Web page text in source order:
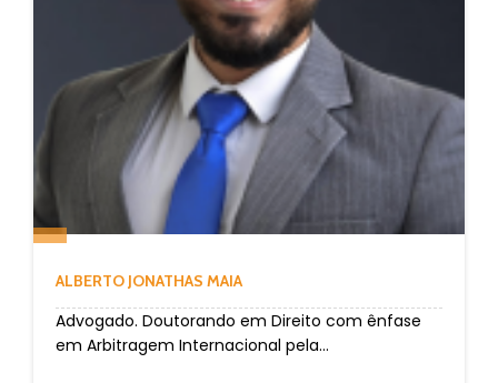
ALBERTO JONATHAS MAIA
Advogado. Doutorando em Direito com ênfase
em Arbitragem Internacional pela...